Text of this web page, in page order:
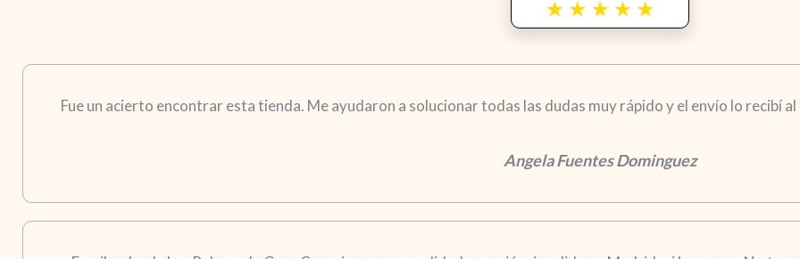
Fue un acierto encontrar esta tienda. Me ayudaron a solucionar todas las dudas muy rápido y el envío lo recibí
Angela Fuentes Dominguez